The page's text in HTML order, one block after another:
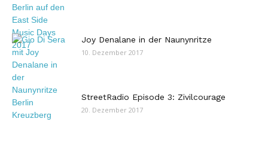
Joy Denalane in der Naunynritze
10. Dezember 2017
StreetRadio Episode 3: Zivilcourage
20. Dezember 2017